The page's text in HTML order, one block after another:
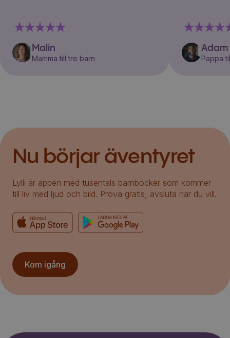
Malin
Mamma till tre barn
Adam
Pappa
Nu börjar äventyret
Lylli är appen med tusentals barnböcker som kommer
till liv med ljud och bild. Prova gratis, avsluta när du vill.
Kom igång